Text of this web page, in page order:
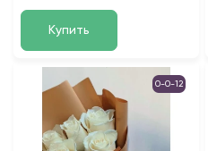
Купить
0-0-12